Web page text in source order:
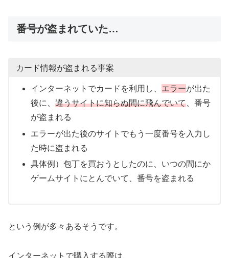
番号が盗まれていた…
カード情報が盗まれる事案
インターネットでカードを利用し、 エラーが出た
後に、 違うサイトに知らぬ間に飛んでいて、番号
が盗まれる
エラーが出た後のサイトでもう一度番号を入力し
た時に盗まれる
具体例）包丁を買おうとしたのに、いつの間にか
ゲームサイトにとんでいて、番号を盗まれる
という例が多々あるそうです。
インターネットで購入する際は、